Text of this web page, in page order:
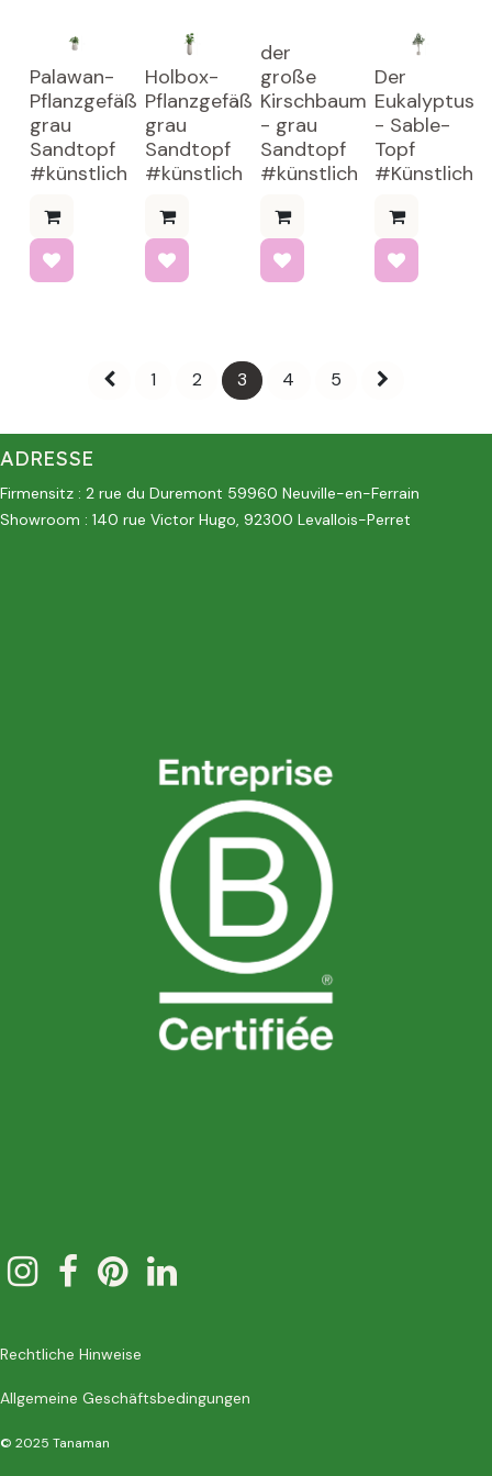
Palawan-
Pflanzgefäß
grau
Sandtopf
#künstlich
Holbox-
Pflanzgefäß
grau
Sandtopf
#künstlich
der
große
Kirschbaum
- grau
Sandtopf
#künstlich
Der
Eukalyptus
- Sable-
Topf
#Künstlich
1 2 3 4 5
ADRESSE
Firmensitz : 2 rue du Duremont 59960 Neuville-en-Ferrain
Showroom : 140 rue Victor Hugo, 92300 Levallois-Perret
Rechtliche Hinweise
Allgemeine Geschäftsbedingungen
© 2025 Tanaman